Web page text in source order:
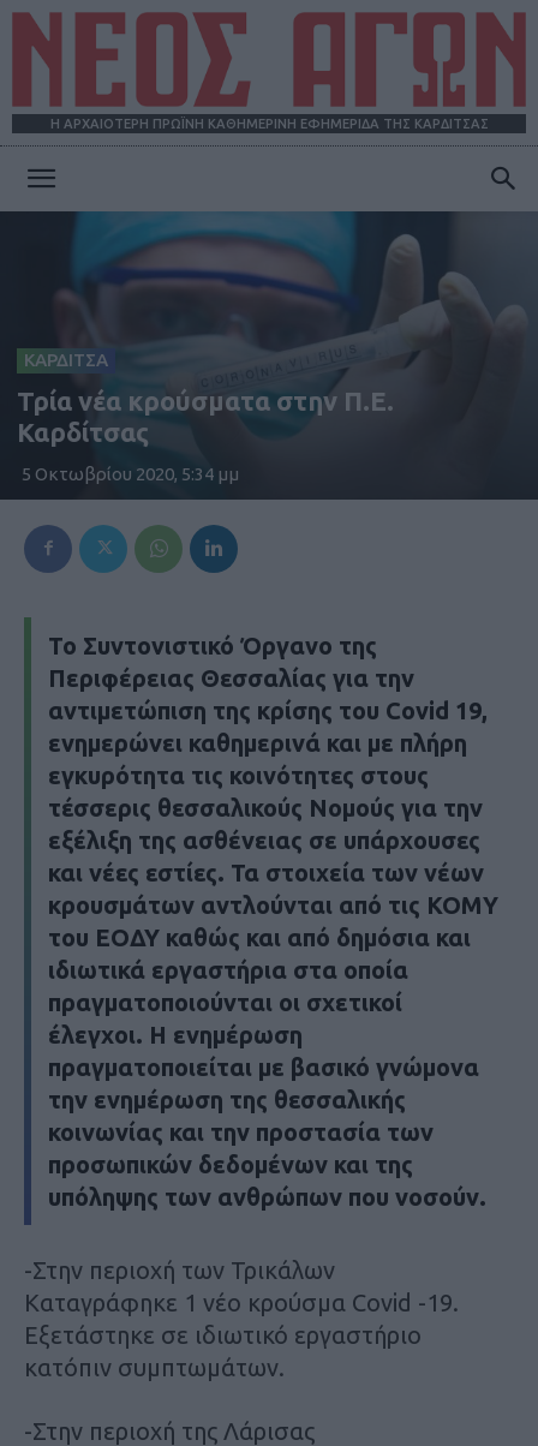
Η ΑΡΧΑΙΟΤΕΡΗ ΠΡΩΪΝΗ ΚΑΘΗΜΕΡΙΝΗ ΕΦΗΜΕΡΙΔΑ ΤΗΣ ΚΑΡΔΙΤΣΑΣ
ΑΓΩΝ
ΚΑΡΔΙΤΣΑ
Τρία νέα κρούσματα στην Π.Ε.
Καρδίτσας
5 Οκτωβρίου 2020, 5:34 μμ
Το Συντονιστικό Όργανο της
Περιφέρειας Θεσσαλίας για την
αντιμετώπιση της κρίσης του Covid 19,
ενημερώνει καθημερινά και με πλήρη
εγκυρότητα τις κοινότητες στους
τέσσερις θεσσαλικούς Νομούς για την
εξέλιξη της ασθένειας σε υπάρχουσες
και νέες εστίες. Τα στοιχεία των νέων
κρουσμάτων αντλούνται από τις ΚΟΜΥ
του ΕΟΔΥ καθώς και από δημόσια και
ιδιωτικά εργαστήρια στα οποία
πραγματοποιούνται οι σχετικοί
έλεγχοι. Η ενημέρωση
πραγματοποιείται με βασικό γνώμονα
την ενημέρωση της θεσσαλικής
κοινωνίας και την προστασία των
προσωπικών δεδομένων και της
υπόληψης των ανθρώπων που νοσούν.
-Στην περιοχή των Τρικάλων
Καταγράφηκε 1 νέο κρούσμα Covid -19.
Εξετάστηκε σε ιδιωτικό εργαστήριο
κατόπιν συμπτωμάτων.
-Στην περιοχή της Λάρισας